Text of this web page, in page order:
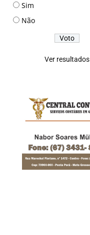
Sim
Não
Ver resultados